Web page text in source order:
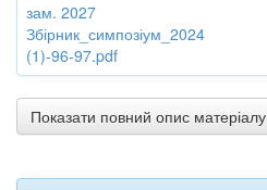
зам. 2027
Збірник_симпозіум_2024
(1)-96-97.pdf
Показати повний опис матеріалу